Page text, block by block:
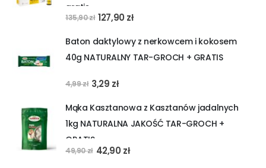
gratis
135,90zł Pierwotna
wynosiła:
135,90 zł.
127,90 złAktualna
wynosi:
127,90 zł.
Baton daktylowy z nerkowcem i kokosem
40g NATURALNY TAR-GROCH + GRATIS
4,99zł Pierwotna
wynosiła:
4,99 zł.
3,29 złAktualna
wynosi:
3,29 zł.
Mąka Kasztanowa z Kasztanów jadalnych
1kg NATURALNA JAKOŚĆ TAR-GROCH +
GRATIS
49,90zł Pierwotna
42,90 złAktualna